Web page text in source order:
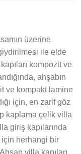
üzerine
ile elde
kompozit ve
ahşabın
ve kompakt lamine
için, en zarif göz
kaplama çelik villa
giriş kapılarında
için herhangi bir